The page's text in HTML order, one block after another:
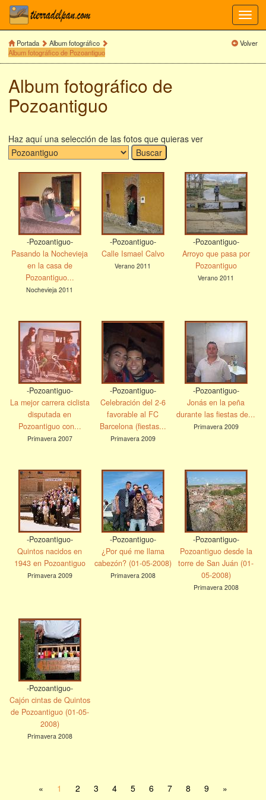
Portada
Album fotográfico
Album fotográfico de Pozoantiguo
Volver
Album fotográfico de
Pozoantiguo
Haz aquí una selección de las fotos que quieras ver
-Pozoantiguo-
Pasando la Nochevieja
en la casa de
Pozoantiguo...
Nochevieja 2011
-Pozoantiguo-
Calle Ismael Calvo
Verano 2011
-Pozoantiguo-
Arroyo que pasa por
Pozoantiguo
Verano 2011
-Pozoantiguo-
La mejor carrera ciclista
disputada en
Pozoantiguo con...
Primavera 2007
-Pozoantiguo-
Celebración del 2-6
favorable al FC
Barcelona (fiestas...
Primavera 2009
-Pozoantiguo-
Jonás en la peña
durante las fiestas de...
Primavera 2009
-Pozoantiguo-
Quintos nacidos en
1943 en Pozoantiguo
Primavera 2009
-Pozoantiguo-
¿Por qué me llama
cabezón? (01-05-2008)
Primavera 2008
-Pozoantiguo-
Pozoantiguo desde la
torre de San Juán (01-
05-2008)
Primavera 2008
-Pozoantiguo-
Cajón cintas de Quintos
de Pozoantiguo (01-05-
2008)
Primavera 2008
« 1 2 3 4 5 6 7 8 9 »